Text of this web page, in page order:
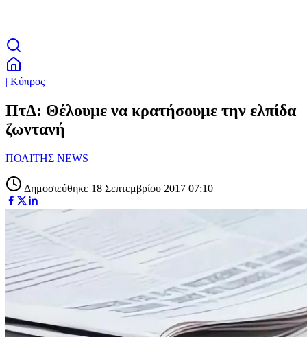
| Κύπρος
ΠτΔ: Θέλουμε να κρατήσουμε την ελπίδα
ζωντανή
ΠΟΛΙΤΗΣ NEWS
Δημοσιεύθηκε 18 Σεπτεμβρίου 2017 07:10